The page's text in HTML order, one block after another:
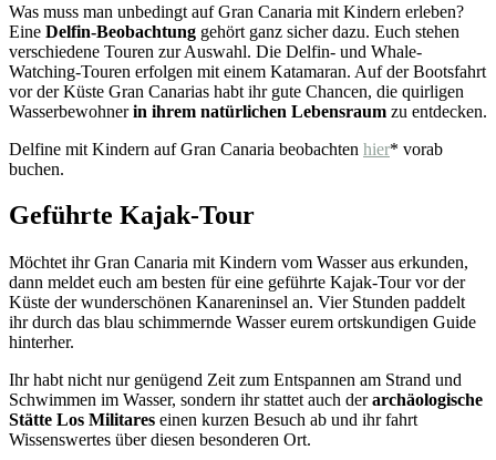
Was muss man unbedingt auf Gran Canaria mit Kindern erleben?
Eine Delfin-Beobachtung gehört ganz sicher dazu. Euch stehen
verschiedene Touren zur Auswahl. Die Delfin- und Whale-
Watching-Touren erfolgen mit einem Katamaran. Auf der Bootsfahrt
vor der Küste Gran Canarias habt ihr gute Chancen, die quirligen
Wasserbewohnerin ihrem natürlichen Lebensraum zu entdecken.
Delfine mit Kindern auf Gran Canaria beobachten hier* vorab
buchen.
Geführte Kajak-Tour
Möchtet ihr Gran Canaria mit Kindern vom Wasser aus erkunden,
dann meldet euch am besten für eine geführte Kajak-Tour vor der
Küste der wunderschönen Kanareninsel an. Vier Stunden paddelt
ihr durch das blau schimmernde Wasser eurem ortskundigen Guide
hinterher.
Ihr habt nicht nur genügend Zeit zum Entspannen am Strand und
Schwimmen im Wasser, sondern ihr stattet auch derarchäologische
Stätte Los Militares einen kurzen Besuch ab und ihr fahrt
Wissenswertes über diesen besonderen Ort.